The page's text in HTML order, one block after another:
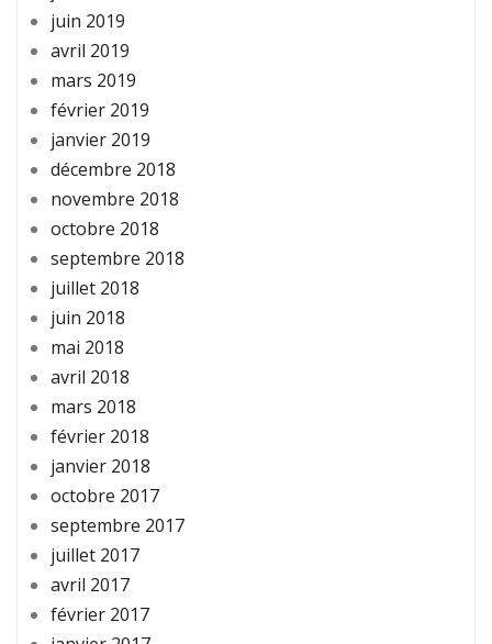
juin 2019
avril 2019
mars 2019
février 2019
janvier 2019
décembre 2018
novembre 2018
octobre 2018
septembre 2018
juillet 2018
juin 2018
mai 2018
avril 2018
mars 2018
février 2018
janvier 2018
octobre 2017
septembre 2017
juillet 2017
avril 2017
février 2017